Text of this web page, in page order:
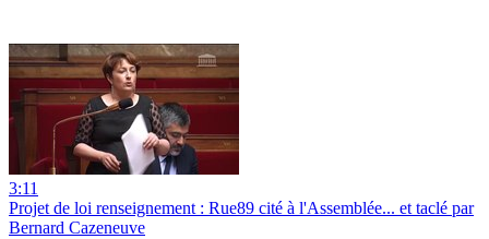
3:11
Projet de loi renseignement : Rue89 cité à l'Assemblée... et taclé par
Bernard Cazeneuve